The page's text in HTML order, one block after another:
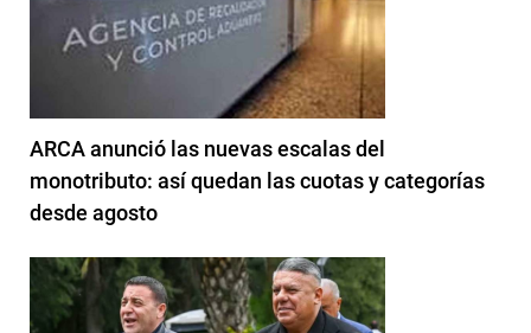
ARCA anunció las nuevas escalas del
monotributo: así quedan las cuotas y categorías
desde agosto